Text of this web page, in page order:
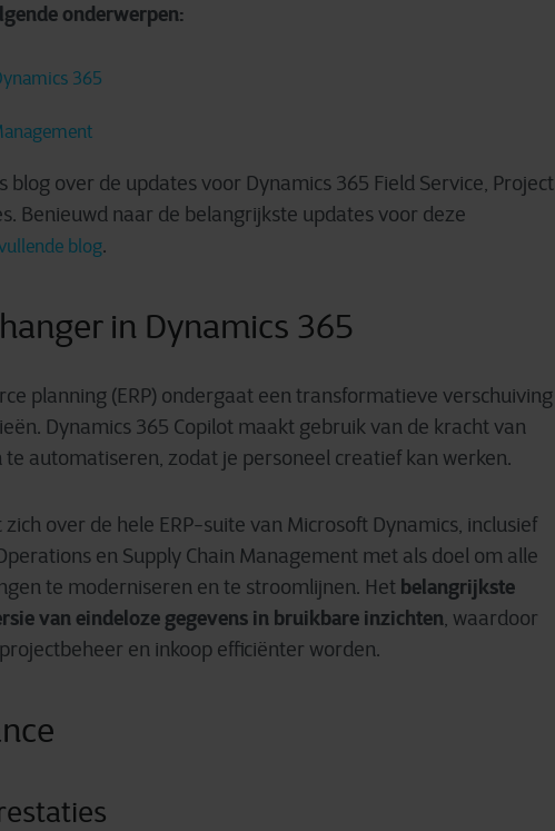
onderwerpen:
365
over de updates voor Dynamics 365 Field Service, Project
Benieuwd naar de belangrijkste updates voor deze
blog.
in Dynamics 365
planning (ERP) ondergaat een transformatieve verschuiving
Dynamics 365 Copilot maakt gebruik van de kracht van
automatiseren, zodat je personeel creatief kan werken.
over de hele ERP-suite van Microsoft Dynamics, inclusief
en Supply Chain Management met als doel om alle
te moderniseren en te stroomlijnen. Het belangrijkste
van eindeloze gegevens in bruikbare inzichten, waardoor
en inkoop efficiënter worden.